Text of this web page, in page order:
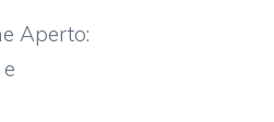
Aperto: